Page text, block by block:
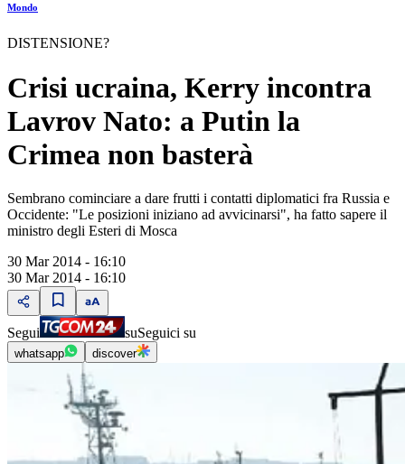
Mondo
DISTENSIONE?
Crisi ucraina, Kerry incontra
Lavrov Nato: a Putin la
Crimea non basterà
Sembrano cominciare a dare frutti i contatti diplomatici fra Russia e
Occidente: "Le posizioni iniziano ad avvicinarsi", ha fatto sapere il
ministro degli Esteri di Mosca
30 Mar 2014 - 16:10
30 Mar 2014 - 16:10
Segui suSeguici su
whatsapp discover